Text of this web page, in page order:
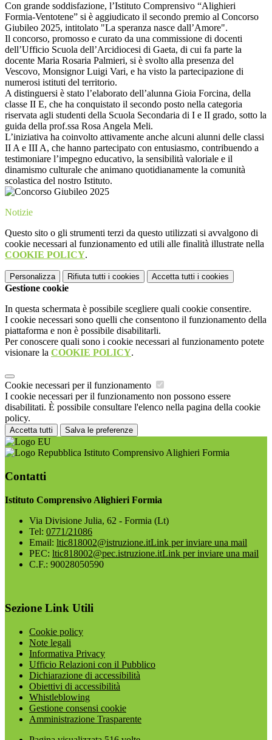
Con grande soddisfazione, l’Istituto Comprensivo “Alighieri
Formia-Ventotene” si è aggiudicato il secondo premio al Concorso
Giubileo 2025, intitolato "La speranza nasce dall’Amore".
Il concorso, promosso e curato da una commissione di docenti
dell’Ufficio Scuola dell’Arcidiocesi di Gaeta, di cui fa parte la
docente Maria Rosaria Palmieri, si è svolto alla presenza del
Vescovo, Monsignor Luigi Vari, e ha visto la partecipazione di
numerosi istituti del territorio.
A distinguersi è stato l’elaborato dell’alunna Gioia Forcina, della
classe II E, che ha conquistato il secondo posto nella categoria
riservata agli studenti della Scuola Secondaria di I e II grado, sotto la
guida della prof.ssa Rosa Angela Meli.
L’iniziativa ha coinvolto attivamente anche alcuni alunni delle classi
II A e III A, che hanno partecipato con entusiasmo, contribuendo a
testimoniare l’impegno educativo, la sensibilità valoriale e il
dinamismo culturale che animano quotidianamente la comunità
scolastica del nostro Istituto.
Notizie
Questo sito o gli strumenti terzi da questo utilizzati si avvalgono di
cookie necessari al funzionamento ed utili alle finalità illustrate nella
COOKIE POLICY.
Personalizza Rifiuta tutti i cookies Accetta tutti i cookies
Gestione cookie
In questa schermata è possibile scegliere quali cookie consentire.
I cookie necessari sono quelli che consentono il funzionamento della
piattaforma e non è possibile disabilitarli.
Per conoscere quali sono i cookie necessari al funzionamento potete
visionare la COOKIE POLICY.
Cookie necessari per il funzionamento
I cookie necessari per il funzionamento non possono essere
disabilitati. È possibile consultare l'elenco nella pagina della cookie
policy.
Accetta tutti Salva le preferenze
Istituto Comprensivo Alighieri Formia
Contatti
Istituto Comprensivo Alighieri Formia
Via Divisione Julia, 62 - Formia (Lt)
Tel: 0771/21086
Email: ltic818002@istruzione.itLink per inviare una mail
PEC: ltic818002@pec.istruzione.itLink per inviare una mail
C.F.: 90028050590
Sezione Link Utili
Cookie policy
Note legali
Informativa Privacy
Ufficio Relazioni con il Pubblico
Dichiarazione di accessibilità
Obiettivi di accessibilità
Whistleblowing
Gestione consensi cookie
Amministrazione Trasparente